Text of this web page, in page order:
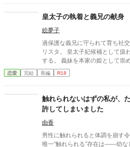
から始まる、冷徹（を装った）
の、逃げられないほど甘く狂お
す。 閨指導って、そんなに何度も会う必要ないですよね？しか
なので文句は言いませんわ。 家を出る資金を得た私は、今度こ
そ自由に好きなことをして生き
決めました。 その後、新しい生活を楽しんでいる私の所に現れ
たのは……。 まずは亡くなったはずの旦那様との話から。
ありません。 主人公の名前を途中から間違えていました。 ア
皇太子の執着と義兄の献身
絵夢子
過保護な義兄に守られて育ち社
リスタ。 皇太子妃候補として扱
する。 義妹を本家の姫として崇
義務として皇太子に嫁ぎ、その
に・・・・ 誠実で聡明な皇太子
章から性的な表現を含みますのでご注意
物* ・クリスタ 堅実な侯爵家の令嬢で謙虚で欲がない。 立ち振
る舞いは美しく教養があるが社
は練習を熱心にしておらず不得
の露出の少ない服装を好む。 公
気な面があり、家族、特に義兄
恋愛 完結 長編 R18
触れられないはずの私が、
許してしまいました
由香
男性に触れられると体調を崩す
唯一“触れられる”存在は――幼な